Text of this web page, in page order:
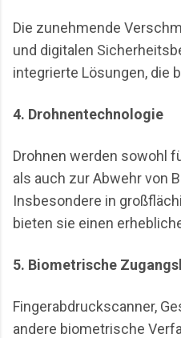
Die zunehmende
und digitalen
integrierte Lösungen, die
4. Drohnentechnologie
Drohnen werden sowohl
als auch zur Abwehr von
Insbesondere in
bieten sie einen
5. Biometrische
Fingerabdruckscanner,
andere biometrische